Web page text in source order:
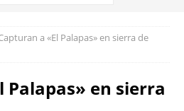
a «El Palapas» en sierra de
Palapas» en sierra